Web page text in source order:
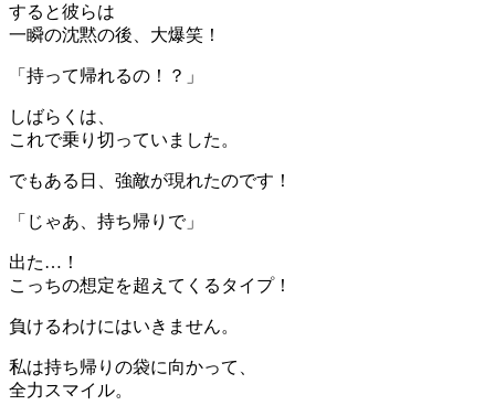
すると彼らは
一瞬の沈黙の後、大爆笑！
「持って帰れるの！？」
しばらくは、
これで乗り切っていました。
でもある日、強敵が現れたのです！
「じゃあ、持ち帰りで」
出た…！
こっちの想定を超えてくるタイプ！
負けるわけにはいきません。
私は持ち帰りの袋に向かって、
全力スマイル。